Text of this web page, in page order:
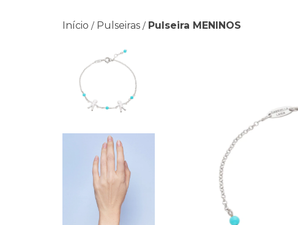
Início / Pulseiras / Pulseira MENINOS